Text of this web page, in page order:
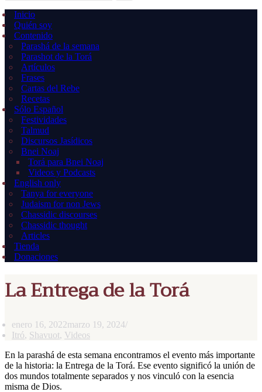
Inicio
Quién soy
Contenido
Parashá de la semana
Parashot de la Torá
Artículos
Frases
Cartas del Rebe
Recetas
Sólo Español
Festividades
Talmud
Discursos Jasídicos
Bnei Noaj
Torá para Bnei Noaj
Videos y Podcasts
English only
Tanya for everyone
Judaism for non Jews
Chassidic discourses
Chassidic thought
Articles
Tienda
Donaciones
La Entrega de la Torá
enero 16, 2022marzo 19, 2024
Itró, Shavuot, Videos
En la parashá de esta semana encontramos el evento más importante
de la historia: la Entrega de la Torá. Ese evento significó la unión de
dos mundos totalmente separados y nos vinculó con la esencia
misma de Dios.